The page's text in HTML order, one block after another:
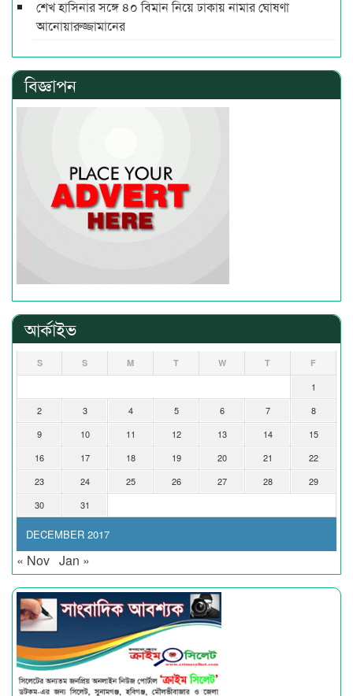
শেখ হাসিনার সঙ্গে ৪০ বিমান নিয়ে ঢাকায় নামার ঘোষণা
আনোয়ারুজ্জামানের
বিজ্ঞাপন
আর্কাইভ
DECEMBER 2017
S S M T W T F
1
2
3 4 5 6 7
8
9
10 11 12 13 14
15
16
17 18 19 20 21
22
23
24 25 26 27 28
29
30
31
« Nov Jan »